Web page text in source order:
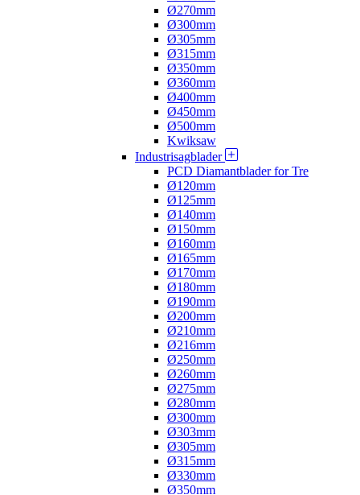
Ø270mm
Ø300mm
Ø305mm
Ø315mm
Ø350mm
Ø360mm
Ø400mm
Ø450mm
Ø500mm
Kwiksaw
Industrisagblader
PCD Diamantblader for Tre
Ø120mm
Ø125mm
Ø140mm
Ø150mm
Ø160mm
Ø165mm
Ø170mm
Ø180mm
Ø190mm
Ø200mm
Ø210mm
Ø216mm
Ø250mm
Ø260mm
Ø275mm
Ø280mm
Ø300mm
Ø303mm
Ø305mm
Ø315mm
Ø330mm
Ø350mm